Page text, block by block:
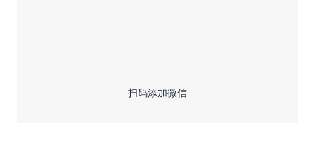
扫码添加微信